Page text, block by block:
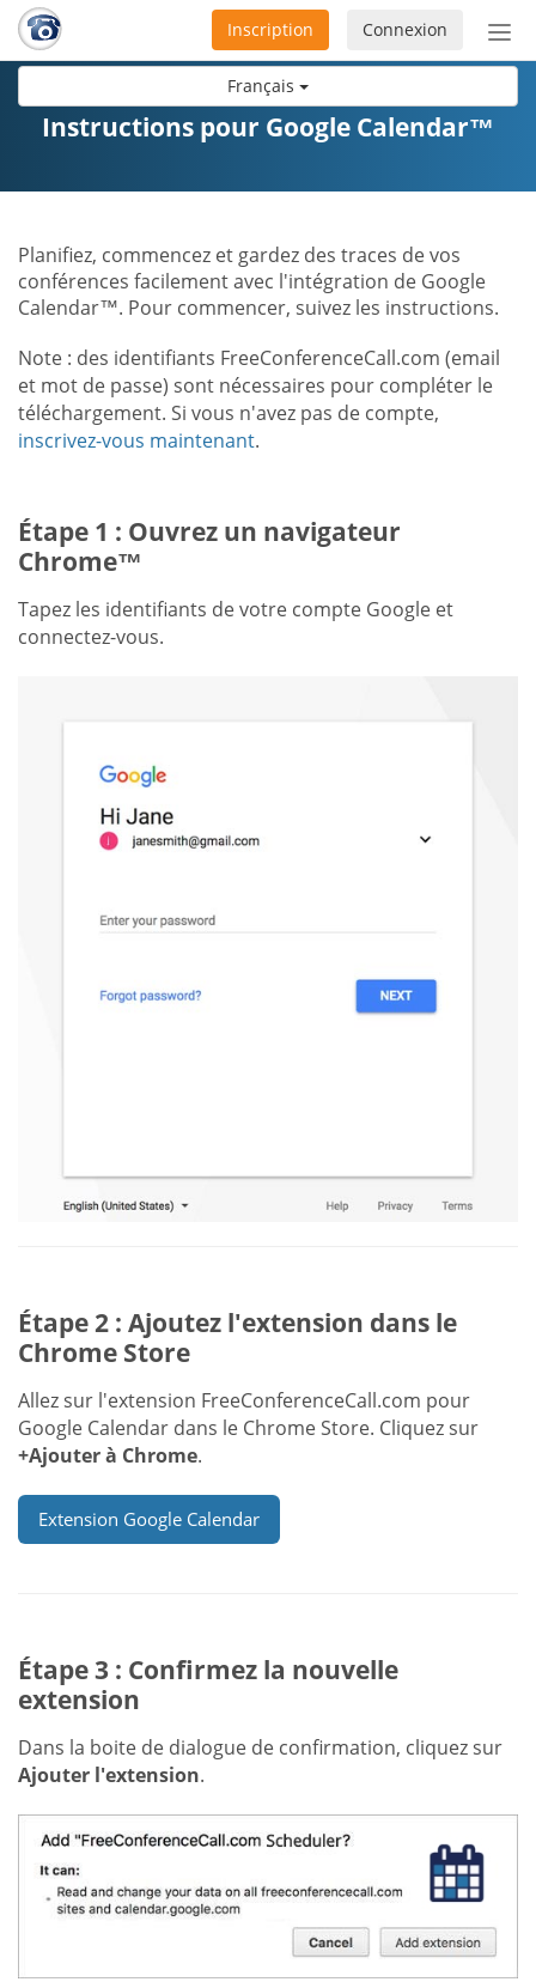
Français
ou
Connexion
Inscription
Instructions pour Google Calendar™
Planifiez, commencez et gardez des traces de vos
conférences facilement avec l'intégration de Google
Calendar™. Pour commencer, suivez les instructions.
Note : des identifiants FreeConferenceCall.com (email
et mot de passe) sont nécessaires pour compléter le
téléchargement. Si vous n'avez pas de compte,
inscrivez-vous maintenant.
Étape 1 : Ouvrez un navigateur
Chrome™
Tapez les identifiants de votre compte Google et
connectez-vous.
Étape 2 : Ajoutez l'extension dans le
Chrome Store
Allez sur l'extension FreeConferenceCall.com pour
Google Calendar dans le Chrome Store. Cliquez sur
+Ajouter à Chrome.
Extension Google Calendar
Étape 3 : Confirmez la nouvelle
extension
Dans la boite de dialogue de confirmation, cliquez sur
Ajouter l'extension.